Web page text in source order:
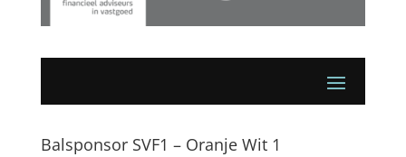
Balsponsor SVF1 – Oranje Wit 1